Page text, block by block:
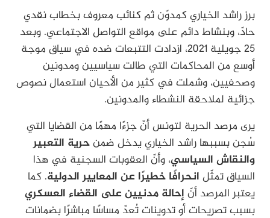
برز راشد الخياري كمدوّن ثم كنائب معروف بخطاب نقدي
حادّ، وبنشاط دائم على مواقع التواصل الاجتماعي. وبعد
25 جويلية 2021، ازدادت التتبعات ضده في سياق موجة
أوسع من المحاكمات التي طالت سياسيين ومدونين
وصحفيين، وشملت في كثير من الأحيان استعمال نصوص
جزائية لملاحقة النشطاء والمدونين.
يرى مرصد الحرية لتونس أنّ جزءًا مهمًا من القضايا التي
سُجن بسببها راشد الخياري يدخل ضمنحرية التعبير
والنقاش السياسي، وأنّ العقوبات السجنية في هذا
السياق تمثّل انحرافًا خطيرًا عن المعايير الدولية. كما
يعتبر المرصد أنّ إحالة مدنيين على القضاء العسكري
بسبب تصريحات أو تدوينات تُعدّ مساسًا مباشرًا بضمانات